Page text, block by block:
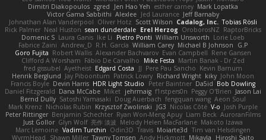
Dimitri Diakopoulos zgred Jen Hao Yeh esther carney Mark Lopatka
Victor Gama Sabbithi Alexlee Jed Laurance Jeff Barnaby
Johnathan Alan Vanderpool Oliver Hotz Scott Wilson Cadalog, Inc. Tobias Rösli
Rick Palmer Neal Huston sean dunderdale Erel Herzog OroborosNZ RaptorBricks
Domenic S Laura Ganis Ike Li Pietro Ponti William Unsworth Lorie Loeb
Fabrice Zaini Andrew_D R.H. García William Carey Michael B Johnson
G.P
Goro Fujita Robert Wallis Alexander Bachvarov Evan Campbell Rene Gansen
Clifford A Worsham Fábio De Carvalho Mike Festa Martin Banak - Dr Zed
fred gissubel Ayetheist Edgard Costa JJ Pere Pau Sancho Kevin Barnum
Henrik Berglund Jay Piboontum Patrick Lowry Richard Wright kiky John Moon
Francis Boyle Devin Harris HDR Light Studio Peter Baintner Da5id Bob Dowling
Daniel Fitzgerald Dana McCabe Miket jehrmaig f1rstpers0n Peggy O'Brien Jason Lai
Bernd Dully Satoshi Yamasaki Doug Auerbach fengquan wang Aeon Soul
Mark Krenz Nicholas Rubin Krzysztof Zwolinski JG3 Nicolas Côté V-o Josh Purple
Peter Rittinger Benjamin Schechter Ryan Won-Meng Apuy Liam Beck AuroranFilms
Just Gollor Glyn Wolf 亮作 淡波 Melody Helen MacFarlane Makoto Izawa
Marc Lemoine Vadim Turchin Odin3D Travis Moiarte3d Tim van Helsdingen
WyrmHead
Shawn Miller Tawny Tomsen Andy Hickmott Mikayla
Hiroshi Saito